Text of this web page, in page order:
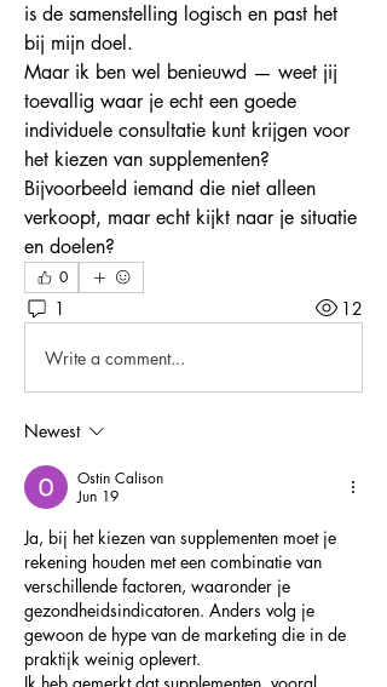
is de samenstelling logisch en past het
bij mijn doel.
Maar ik ben wel benieuwd — weet jij
toevallig waar je echt een goede
individuele consultatie kunt krijgen voor
het kiezen van supplementen?
Bijvoorbeeld iemand die niet alleen
verkoopt, maar echt kijkt naar je situatie
en doelen?
0
1 12
Write a comment...
Newest
Ostin Calison
Jun 19
Ja, bij het kiezen van supplementen moet je
rekening houden met een combinatie van
verschillende factoren, waaronder je
gezondheidsindicatoren. Anders volg je
gewoon de hype van de marketing die in de
praktijk weinig oplevert.